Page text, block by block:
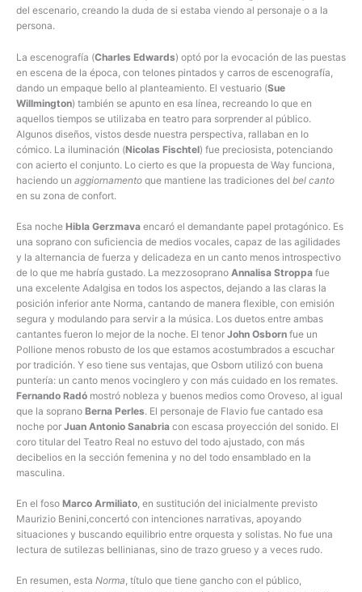
del escenario, creando la duda de si estaba viendo al personaje o a la
persona.
La escenografía (Charles Edwards) optó por la evocación de las puestas
en escena de la época, con telones pintados y carros de escenografía,
dando un empaque bello al planteamiento. El vestuario (Sue
Willmington) también se apunto en esa línea, recreando lo que en
aquellos tiempos se utilizaba en teatro para sorprender al público.
Algunos diseños, vistos desde nuestra perspectiva, rallaban en lo
cómico. La iluminación (Nicolas Fischtel) fue preciosista, potenciando
con acierto el conjunto. Lo cierto es que la propuesta de Way funciona,
haciendo un aggiornamento que mantiene las tradiciones del bel canto
en su zona de confort.
Esa noche Hibla Gerzmava encaró el demandante papel protagónico. Es
una soprano con suficiencia de medios vocales, capaz de las agilidades
y la alternancia de fuerza y delicadeza en un canto menos introspectivo
de lo que me habría gustado. La mezzosoprano Annalisa Stroppa fue
una excelente Adalgisa en todos los aspectos, dejando a las claras la
posición inferior ante Norma, cantando de manera flexible, con emisión
segura y modulando para servir a la música. Los duetos entre ambas
cantantes fueron lo mejor de la noche. El tenor John Osborn fue un
Pollione menos robusto de los que estamos acostumbrados a escuchar
por tradición. Y eso tiene sus ventajas, que Osborn utilizó con buena
puntería: un canto menos vocinglero y con más cuidado en los remates.
Fernando Radó mostró nobleza y buenos medios como Oroveso, al igual
que la soprano Berna Perles. El personaje de Flavio fue cantado esa
noche por Juan Antonio Sanabria con escasa proyección del sonido. El
coro titular del Teatro Real no estuvo del todo ajustado, con más
decibelios en la sección femenina y no del todo ensamblado en la
masculina.
En el foso Marco Armiliato , en sustitución del inicialmente previsto
Maurizio Benini,concertó con intenciones narrativas, apoyando
situaciones y buscando equilibrio entre orquesta y solistas. No fue una
lectura de sutilezas bellinianas, sino de trazo grueso y a veces rudo.
En resumen, esta Norma, título que tiene gancho con el público,